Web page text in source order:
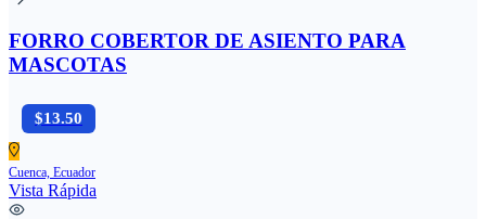
FORRO COBERTOR DE ASIENTO PARA
MASCOTAS
$13.50
Cuenca, Ecuador
Vista Rápida